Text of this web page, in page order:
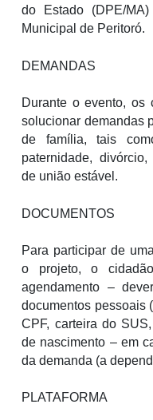
do Estado (DPE/
Municipal de Peritoró.
DEMANDAS
Durante o evento, os
solucionar demandas
de família, tais
paternidade,
de união estável.
DOCUMENTOS
Para participar de
o projeto, o
agendamento –
documentos pessoais
CPF, carteira do
de nascimento – em
da demanda (a
PLATAFORMA